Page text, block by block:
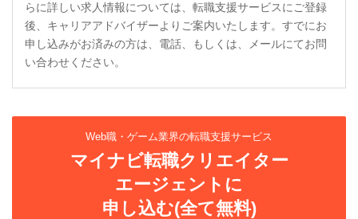
らに詳しい求人情報については、転職支援サービスにご登録
後、キャリアアドバイザーよりご案内いたします。すでにお
申し込みがお済みの方は、電話、もしくは、メールにてお問
い合わせください。
Web職・ゲーム業界の転職支援サービス
マイナビ転職クリエイター
エージェントに
申し込む(全て無料)